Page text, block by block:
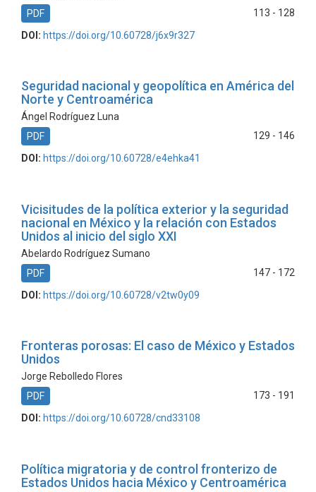
113 - 128
PDF
DOI: https://doi.org/10.60728/j6x9r327
Seguridad nacional y geopolítica en América del
Norte y Centroamérica
Ángel Rodríguez Luna
129 - 146
PDF
DOI: https://doi.org/10.60728/e4ehka41
Vicisitudes de la política exterior y la seguridad
nacional en México y la relación con Estados
Unidos al inicio del siglo XXI
Abelardo Rodríguez Sumano
147 - 172
PDF
DOI: https://doi.org/10.60728/v2tw0y09
Fronteras porosas: El caso de México y Estados
Unidos
Jorge Rebolledo Flores
173 - 191
PDF
DOI: https://doi.org/10.60728/cnd33108
Política migratoria y de control fronterizo de
Estados Unidos hacia México y Centroamérica